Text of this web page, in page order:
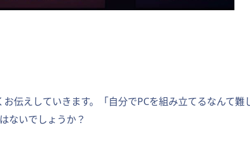
伝えしていきます。「自分でPCを組み立てるなんて
ないでしょうか？